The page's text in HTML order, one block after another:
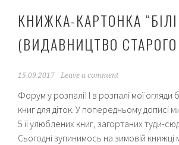
КНИЖКА-КАРТОНКА
(ВИДАВНИЦТВО
15.09.2017 Leave a comment
Форум у розпалі! І в розпалі мої
книг для діток. У попередньому дописі
5 її улюблених книг, загортаних туди-
Сьогодні зупинимось на зимовій